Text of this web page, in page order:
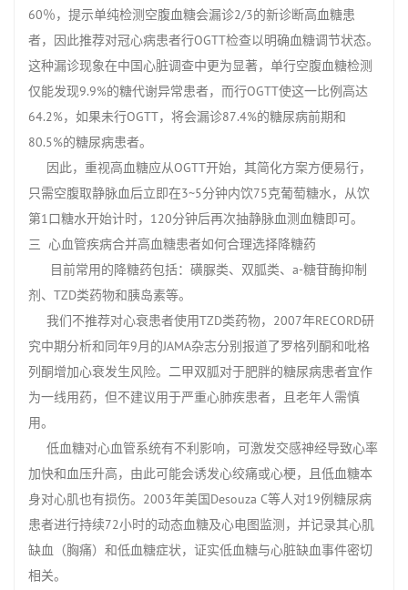
60％，提示单纯检测空腹血糖会漏诊2/3的新诊断高血糖患
者，因此推荐对冠心病患者行OGTT检查以明确血糖调节状态。
这种漏诊现象在中国心脏调查中更为显著，单行空腹血糖检测
仅能发现9.9%的糖代谢异常患者，而行OGTT使这一比例高达
64.2%，如果未行OGTT，将会漏诊87.4%的糖尿病前期和
80.5%的糖尿病患者。
因此，重视高血糖应从OGTT开始，其简化方案方便易行，
只需空腹取静脉血后立即在3~5分钟内饮75克葡萄糖水，从饮
第1口糖水开始计时，120分钟后再次抽静脉血测血糖即可。
三 心血管疾病合并高血糖患者如何合理选择降糖药
目前常用的降糖药包括：磺脲类、双胍类、a-糖苷酶抑制
剂、TZD类药物和胰岛素等。
我们不推荐对心衰患者使用TZD类药物，2007年RECORD研
究中期分析和同年9月的JAMA杂志分别报道了罗格列酮和吡格
列酮增加心衰发生风险。二甲双胍对于肥胖的糖尿病患者宜作
为一线用药，但不建议用于严重心肺疾患者，且老年人需慎
用。
低血糖对心血管系统有不利影响，可激发交感神经导致心率
加快和血压升高，由此可能会诱发心绞痛或心梗，且低血糖本
身对心肌也有损伤。2003年美国Desouza C等人对19例糖尿病
患者进行持续72小时的动态血糖及心电图监测，并记录其心肌
缺血（胸痛）和低血糖症状，证实低血糖与心脏缺血事件密切
相关。